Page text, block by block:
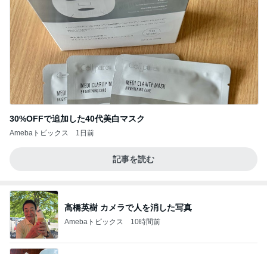
30%OFFで追加した40代美白マスク
Amebaトピックス 1日前
記事を読む
高橋英樹 カメラで人を消した写真
Amebaトピックス 10時間前